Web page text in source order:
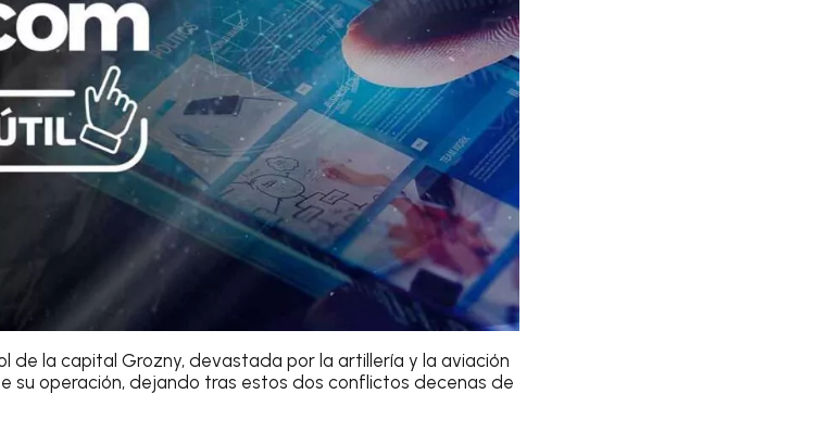
de la capital Grozny, devastada por la artillería y la aviación
su operación, dejando tras estos dos conflictos decenas de